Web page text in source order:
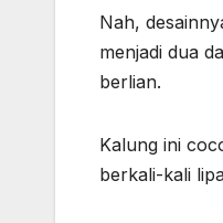
Nah,
menjadi dua
berlian.
Kalung ini
berkali-kali